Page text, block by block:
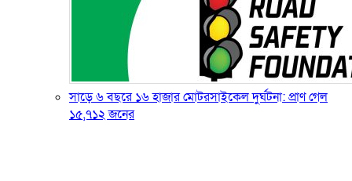
সাড়ে ৬ বছরে ১৬ হাজার মোটরসাইকেল দুর্ঘটনা: প্রাণ গেল
১৫,৭১২ জনের